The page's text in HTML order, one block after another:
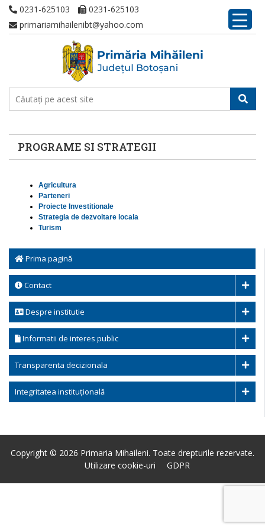
0231-625103
0231-625103
primariamihailenibt@yahoo.com
PROGRAME SI STRATEGII
Prima pagină
Contact
Despre institutie
Informatii de interes public
Transparenta decizionala
Integritatea instituțională
Agricultura
Parteneri
Proiecte Investitionale
Strategia de dezvoltare locala
Turism
Copyright © 2026 Primaria Mihaileni. Toate drepturile rezervate.
Utilizare cookie-uri
GDPR